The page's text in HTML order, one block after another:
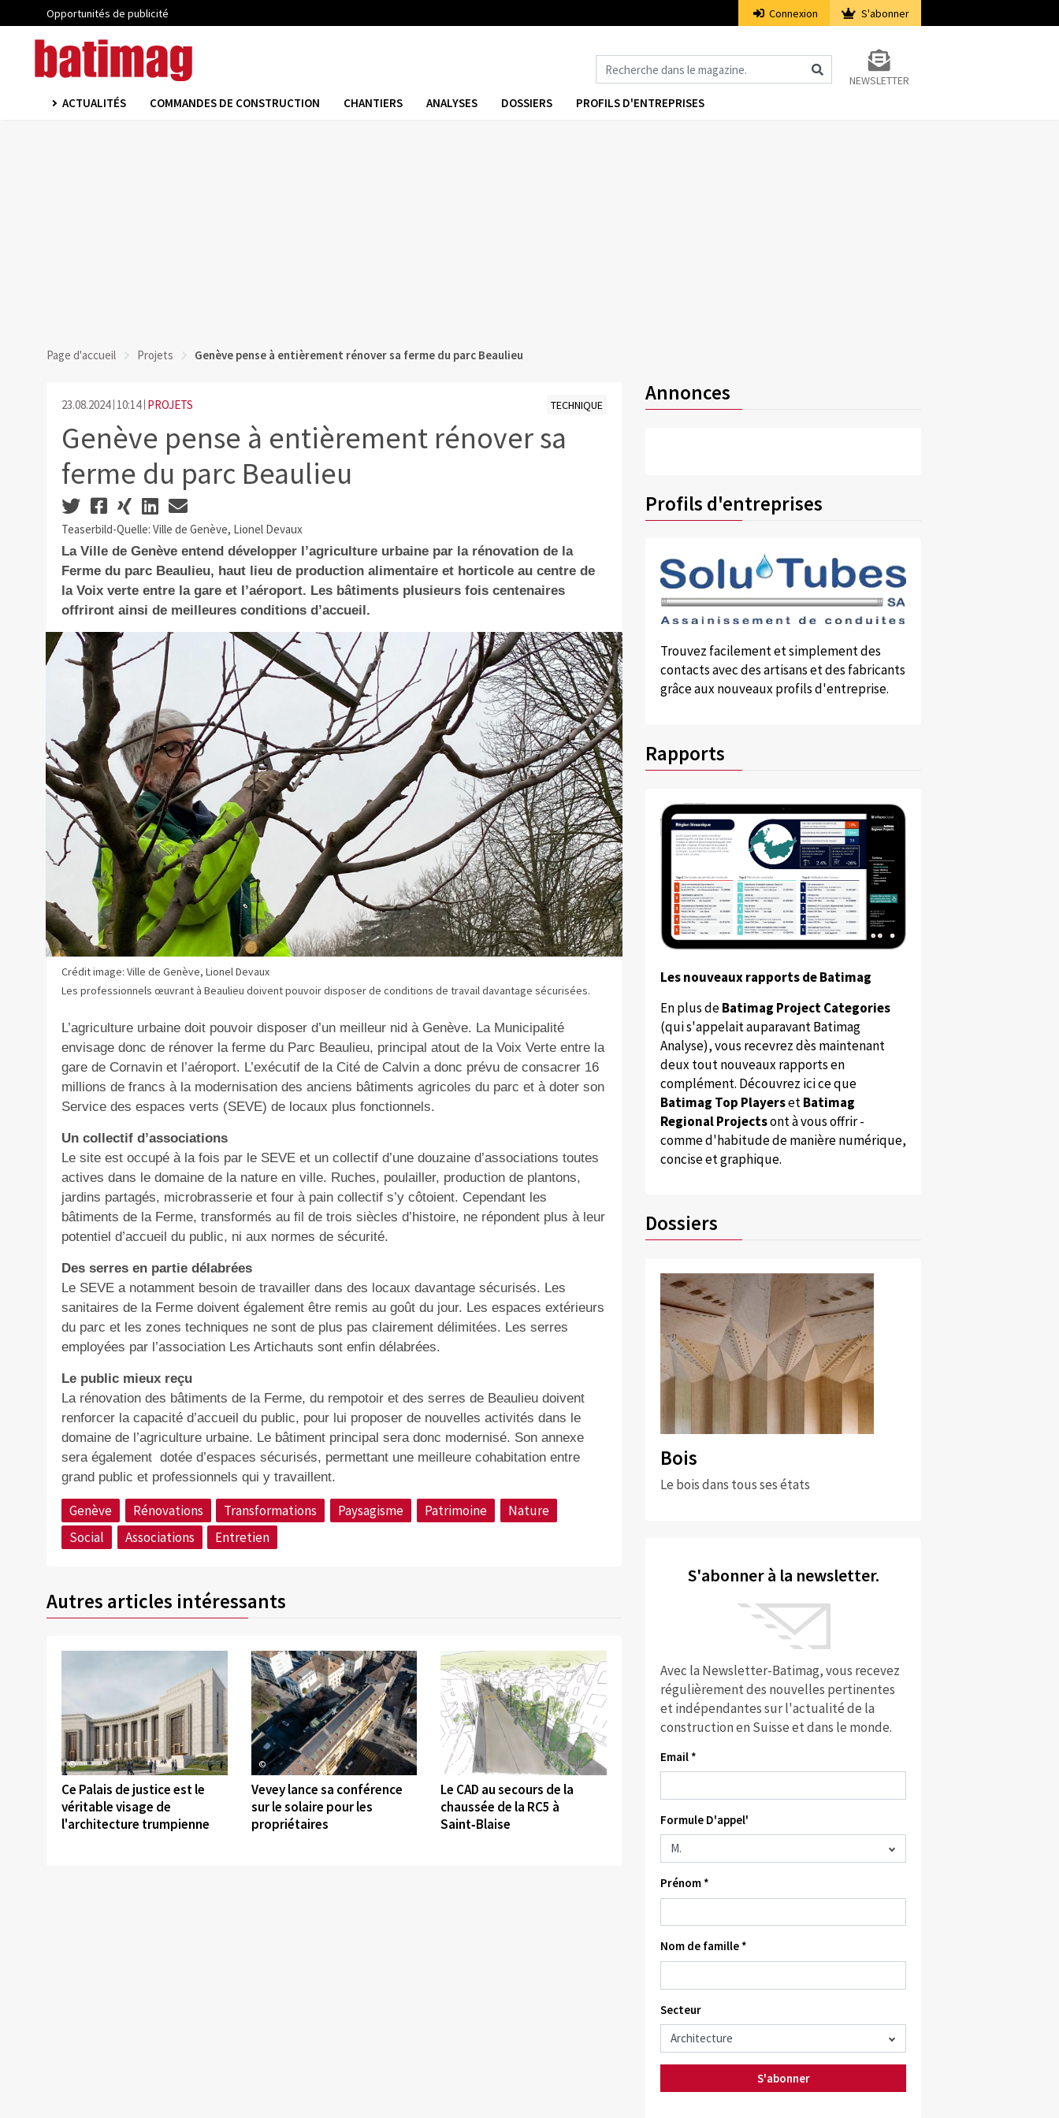
Opportunités de publicité Connexion S'abonner
NEWSLETTER
ACTUALITÉS COMMANDES DE CONSTRUCTION CHANTIERS ANALYSES DOSSIERS PROFILS D'ENTREPRISES
Page d'accueil Projets Genève pense à entièrement rénover sa ferme du parc Beaulieu
23.08.2024 10:14 PROJETS TECHNIQUE
Genève pense à entièrement rénover sa
ferme du parc Beaulieu
Teaserbild-Quelle: Ville de Genève, Lionel Devaux
La Ville de Genève entend développer l’agriculture urbaine par la rénovation de la
Ferme du parc Beaulieu, haut lieu de production alimentaire et horticole au centre de
la Voix verte entre la gare et l’aéroport. Les bâtiments plusieurs fois centenaires
offriront ainsi de meilleures conditions d’accueil.
Crédit image: Ville de Genève, Lionel Devaux
Les professionnels œuvrant à Beaulieu doivent pouvoir disposer de conditions de travail davantage sécurisées.
L’agriculture urbaine doit pouvoir disposer d’un meilleur nid à Genève. La Municipalité
envisage donc de rénover la ferme du Parc Beaulieu, principal atout de la Voix Verte entre la
gare de Cornavin et l’aéroport. L’exécutif de la Cité de Calvin a donc prévu de consacrer 16
millions de francs à la modernisation des anciens bâtiments agricoles du parc et à doter son
Service des espaces verts (SEVE) de locaux plus fonctionnels.
Un collectif d’associations
Le site est occupé à la fois par le SEVE et un collectif d’une douzaine d’associations toutes
actives dans le domaine de la nature en ville. Ruches, poulailler, production de plantons,
jardins partagés, microbrasserie et four à pain collectif s’y côtoient. Cependant les
bâtiments de la Ferme, transformés au fil de trois siècles d’histoire, ne répondent plus à leur
potentiel d’accueil du public, ni aux normes de sécurité.
Des serres en partie délabrées
Le SEVE a notamment besoin de travailler dans des locaux davantage sécurisés. Les
sanitaires de la Ferme doivent également être remis au goût du jour. Les espaces extérieurs
du parc et les zones techniques ne sont de plus pas clairement délimitées. Les serres
employées par l’association Les Artichauts sont enfin délabrées.
Le public mieux reçu
La rénovation des bâtiments de la Ferme, du rempotoir et des serres de Beaulieu doivent
renforcer la capacité d’accueil du public, pour lui proposer de nouvelles activités dans le
domaine de l’agriculture urbaine. Le bâtiment principal sera donc modernisé. Son annexe
sera également dotée d’espaces sécurisés, permettant une meilleure cohabitation entre
grand public et professionnels qui y travaillent.
Genève Rénovations Transformations Paysagisme Patrimoine
Nature
Social
Associations Entretien
Autres articles intéressants
©
Ce Palais de justice est le
véritable visage de
l'architecture trumpienne
©
Vevey lance sa conférence
sur le solaire pour les
propriétaires
©
Le CAD au secours de la
chaussée de la RC5 à
Saint‑Blaise
Annonces
Profils d'entreprises
Trouvez facilement et simplement des
contacts avec des artisans et des fabricants
grâce aux nouveaux profils d'entreprise.
Rapports
Les nouveaux rapports de Batimag
En plus deBatimag Project Categories
(qui s'appelait auparavant Batimag
Analyse), vous recevrez dès maintenant
deux tout nouveaux rapports en
complément. Découvrez ici ce que
Batimag Top PlayersetBatimag
Regional Projectsont à vous offrir -
comme d'habitude de manière numérique,
concise et graphique.
Dossiers
Bois
Le bois dans tous ses états
S'abonner à la newsletter.
Avec la Newsletter-Batimag, vous recevez
régulièrement des nouvelles pertinentes
et indépendantes sur l'actualité de la
construction en Suisse et dans le monde.
Email *
Formule D'appel'
Prénom *
Nom de famille *
Secteur
S'abonner